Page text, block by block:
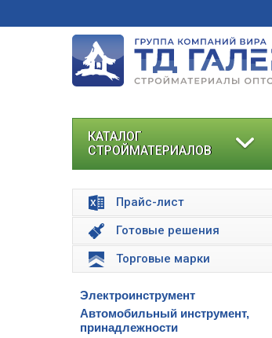
КАТАЛОГ
СТРОЙМАТЕРИАЛОВ
Прайс-лист
Готовые решения
Торговые марки
Электроинструмент
Автомобильный инструмент,
принадлежности